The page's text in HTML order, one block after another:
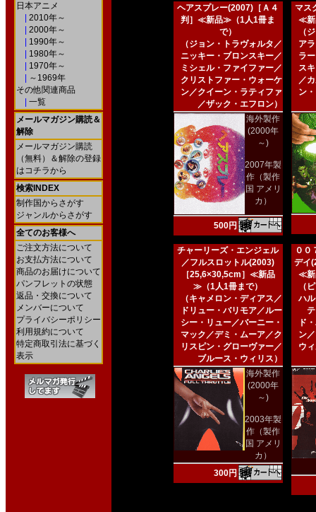
日本アニメ
2010年～
2000年～
1990年～
1980年～
1970年～
～1969年
その他関連商品
一覧
メールマガジン購読＆
解除
メールマガジン購読
（無料）＆解除の登録
はコチラから
検索INDEX
制作国からさがす
ジャンルからさがす
全てのお客様へ
ご注文方法について
お支払方法について
商品のお届けについて
パンフレットの状態
返品・交換について
メンバーについて
プライバシーポリシー
利用規約について
特定商取引法に基づく
表示
ヘアスプレー(2007)［Ａ４
判］≪新品≫（1人1冊ま
で）
（ジョン・トラヴォルタ／
ニッキー・ブロンスキー／
ミシェル・ファイファー／
クリストファー・ウォーケ
ン／クイーン・ラティファ
／ザック・エフロン）
海外製作
(2000年
～)
2007年製
作（製作
国 アメリ
カ）
500円
マス
≪新
（
ア
ラ
ス
／
ン
チャーリーズ・エンジェル
／フルスロットル(2003)
［25,6×30,5cm］≪新品
≫（1人1冊まで）
（キャメロン・ディアス／
ドリュー・バリモア／ルー
シー・リュー／バーニー・
マック／デミ・ムーア／ク
リスピン・グローヴァー／
ブルース・ウィリス）
海外製作
(2000年
～)
2003年製
作（製作
国 アメリ
カ）
300円
００
デイ
≪新
（
ハ
ド
ン
ウ